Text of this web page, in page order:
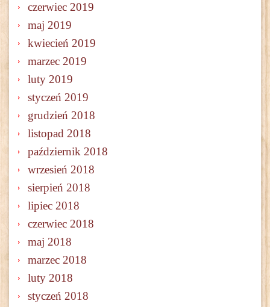
czerwiec 2019
maj 2019
kwiecień 2019
marzec 2019
luty 2019
styczeń 2019
grudzień 2018
listopad 2018
październik 2018
wrzesień 2018
sierpień 2018
lipiec 2018
czerwiec 2018
maj 2018
marzec 2018
luty 2018
styczeń 2018